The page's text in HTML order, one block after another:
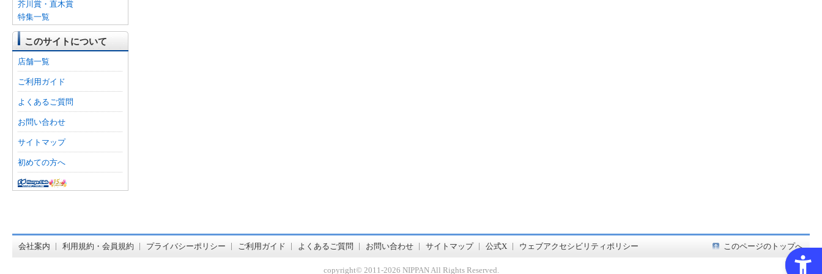
芥川賞・直木賞
特集一覧
このサイトについて
店舗一覧
ご利用ガイド
よくあるご質問
お問い合わせ
サイトマップ
初めての方へ
会社案内 利用規約・会員規約 プライバシーポリシー ご利用ガイド よくあるご質問 お問い合わせ サイトマップ 公式X ウェブアクセシビリティポリシー このページのトップへ
copyright© 2011-2026 NIPPAN All Rights Reserved.